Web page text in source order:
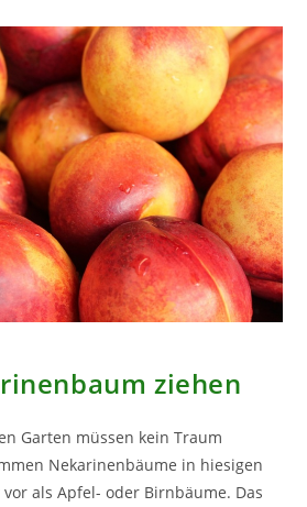
ziehen
Garten müssen kein Traum
Nekarinenbäume in hiesigen
als Apfel- oder Birnbäume. Das